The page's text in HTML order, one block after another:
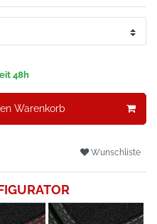
48h
Warenkorb
Wunschliste